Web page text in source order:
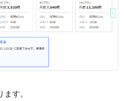
す。